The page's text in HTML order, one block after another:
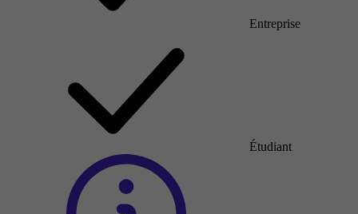
Entreprise
Étudiant